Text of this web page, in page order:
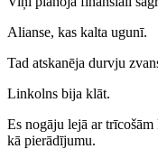
Alianse, kas kalta ugunī.
Tad atskanēja durvju
Linkolns bija klāt.
Es nogāju lejā ar
kā pierādījumu.